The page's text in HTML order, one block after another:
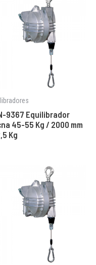
9367 Equilibrador
45-55 Kg / 2000 mm
Kg